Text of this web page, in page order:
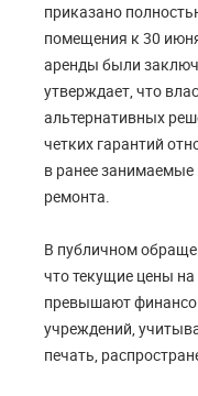
приказано
помещения к 30
аренды были
утверждает, что
альтернативных
четких гарантий
в ранее
ремонта.
В публичном
что текущие цены
превышают
учреждений,
печать,